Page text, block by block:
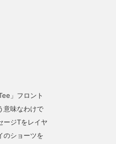
」フロント
意味なわけで
ージTをレイヤ
のショーツを